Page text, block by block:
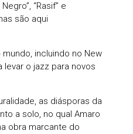
“Rasif” e
são aqui
incluindo no New
o jazz para novos
as diásporas da
a solo, no qual Amaro
obra marcante do